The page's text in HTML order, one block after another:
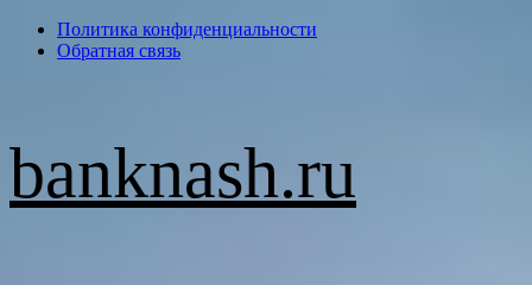
ПерейтиПолитика конфиденциальности
Обратная связь
banknash.ru